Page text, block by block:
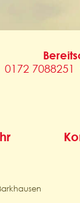
0172 7088251